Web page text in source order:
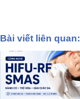
Bài viết liên quan: